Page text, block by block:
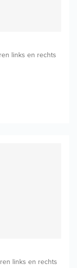
links en rechts
links en rechts